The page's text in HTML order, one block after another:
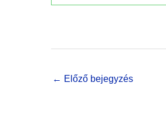
← Előző bejegyzés